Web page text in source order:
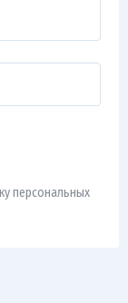
персональных